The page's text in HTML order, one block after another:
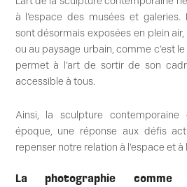
à l’espace des musées et
sont désormais exposées en plein
ou au paysage urbain, comme c’est
permet à l’art de sortir de son
accessible à tous.
Ainsi, la sculpture
époque, une réponse aux défis
repenser notre relation à l’espace et à
La photographie comme